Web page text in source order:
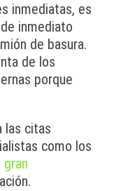
inmediatas, es
inmediato
de basura.
de los
porque
las citas
como los
gran